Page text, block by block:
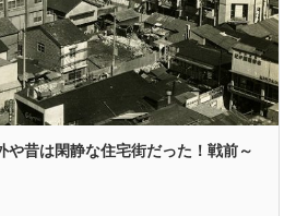
や昔は閑静な住宅街だった！戦前～